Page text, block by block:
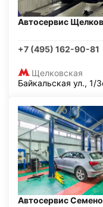
Автосервис
+7 (495) 162-90-81
Щелковская
Байкальская ул., 1/
Автосервис